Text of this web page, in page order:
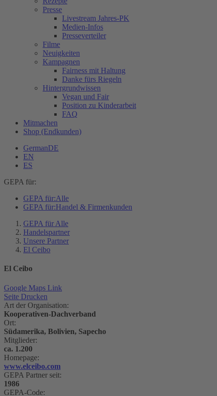
Presse
Livestream Jahres-PK
Medien-Infos
Presseverteiler
Filme
Neuigkeiten
Kampagnen
Fairness mit Haltung
Danke fürs Riegeln
Hintergrundwissen
Vegan und Fair
Position zu Kinderarbeit
FAQ
Mitmachen
Shop (Endkunden)
GermanDE
EN
ES
GEPA für:
GEPA für:Alle
GEPA für:Handel & Firmenkunden
GEPA für Alle
Handelspartner
Unsere Partner
El Ceibo
El Ceibo
Google Maps Link
Seite Drucken
Art der Organisation:
Kooperativen-Dachverband
Ort:
Südamerika, Bolivien, Sapecho
Mitglieder:
ca. 1.200
Homepage:
www.elceibo.com
GEPA Partner seit:
1986
GEPA-Code: